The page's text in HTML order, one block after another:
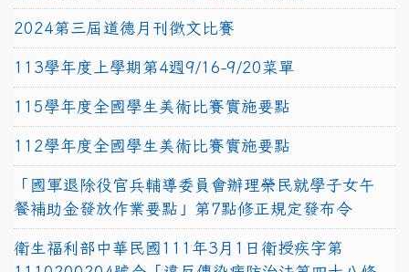
2024第三屆道德月刊徵文比賽
113學年度上學期第4週9/16-9/20菜單
115學年度全國學生美術比賽實施要點
112學年度全國學生美術比賽實施要點
「國軍退除役官兵輔導委員會辦理榮民就學子女午
餐補助金發放作業要點」第7點修正規定發布令
衛生福利部中華民國111年3月1日衛授疾字第